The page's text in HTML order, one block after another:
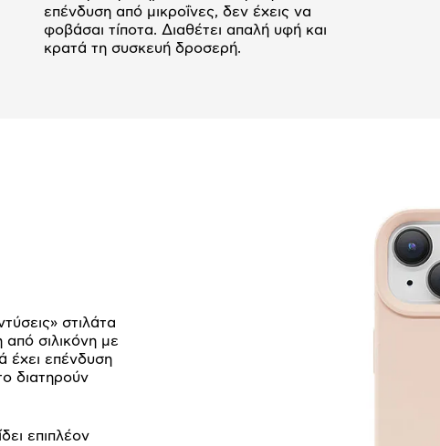
επένδυση από μικροΐνες, δεν έχεις να
φοβάσαι τίποτα. Διαθέτει απαλή υφή και
κρατά τη συσκευή δροσερή.
στιλάτα
σιλικόνη με
έχει επένδυση
διατηρούν
επιπλέον